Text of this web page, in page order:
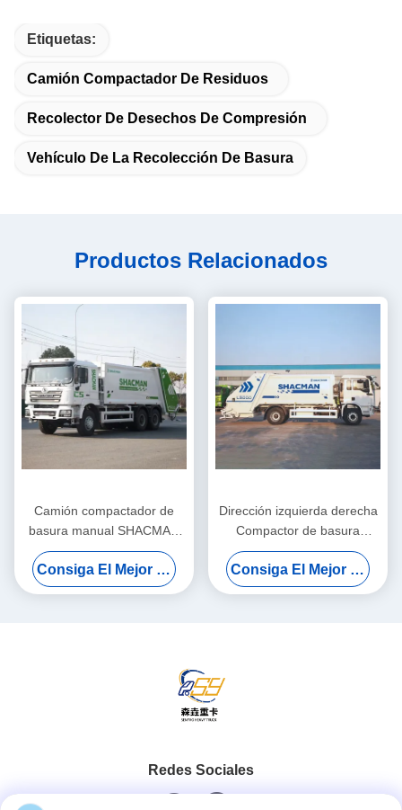
Etiquetas:
Camión Compactador De Residuos
Recolector De Desechos De Compresión
Vehículo De La Recolección De Basura
Productos Relacionados
Camión compactador de
basura manual SHACMAN
Diésel Euro 2 20 Ton
Camión de basura para
carreteras urbanas
Consiga El Mejor Precio
Dirección izquierda derecha
Compactor de basura
Camión 4 * 2 Dirección
16m3 Recolector de
desechos de compresión
Consiga El Mejor Precio
Redes Sociales